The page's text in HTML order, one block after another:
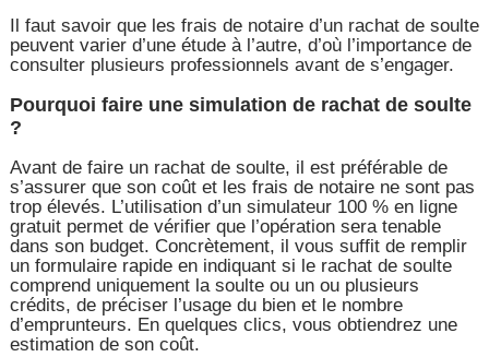
Il faut savoir que les frais de notaire d’un rachat de soulte
peuvent varier d’une étude à l’autre, d’où l’importance de
consulter plusieurs professionnels avant de s’engager.
Pourquoi faire une simulation de rachat de soulte
?
Avant de faire un rachat de soulte, il est préférable de
s’assurer que son coût et les frais de notaire ne sont pas
trop élevés. L’utilisation d’un simulateur 100 % en ligne
gratuit permet de vérifier que l’opération sera tenable
dans son budget. Concrètement, il vous suffit de remplir
un formulaire rapide en indiquant si le rachat de soulte
comprend uniquement la soulte ou un ou plusieurs
crédits, de préciser l’usage du bien et le nombre
d’emprunteurs. En quelques clics, vous obtiendrez une
estimation de son coût.